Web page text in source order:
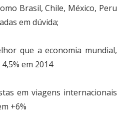
Brasil, Chile, México, Peru
em dúvida;
que a economia mundial,
em 2014
em viagens internacionais
+6%